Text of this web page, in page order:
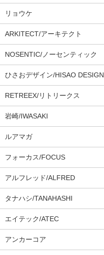
リョウケ
ARKITECT/アーキテクト
NOSENTIC/ノーセンティック
ひさおデザイン/HISAO DESIGN
RETREEX/リトリークス
岩崎/IWASAKI
ルアマガ
フォーカス/FOCUS
アルフレッド/ALFRED
タナハシ/TANAHASHI
エイテック/ATEC
アンカーコア